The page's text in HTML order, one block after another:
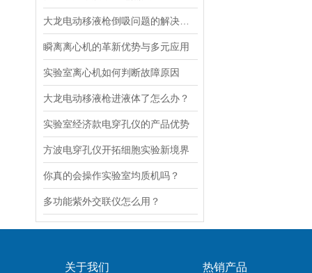
瞬离离心机的革新优势与多元应用
实验室离心机如何判断故障原因
大龙电动移液枪进液体了怎么办？
实验室经济款电穿孔仪的产品优势
方波电穿孔仪开拓细胞实验新境界
你真的会操作实验室均质机吗？
多功能紫外交联仪怎么用？
关于我们 热销产品